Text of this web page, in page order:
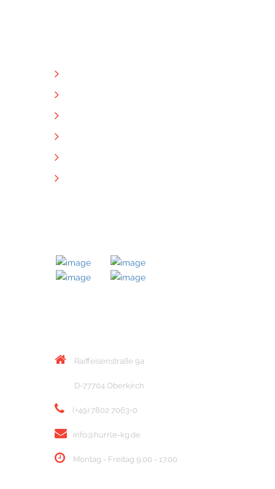
Raiffeisenstraße 9a
D-77704 Oberkirch
(+49) 7802 7063-0
info@hurrle-kg.de
Montag - Freitag 9.00 - 17.00